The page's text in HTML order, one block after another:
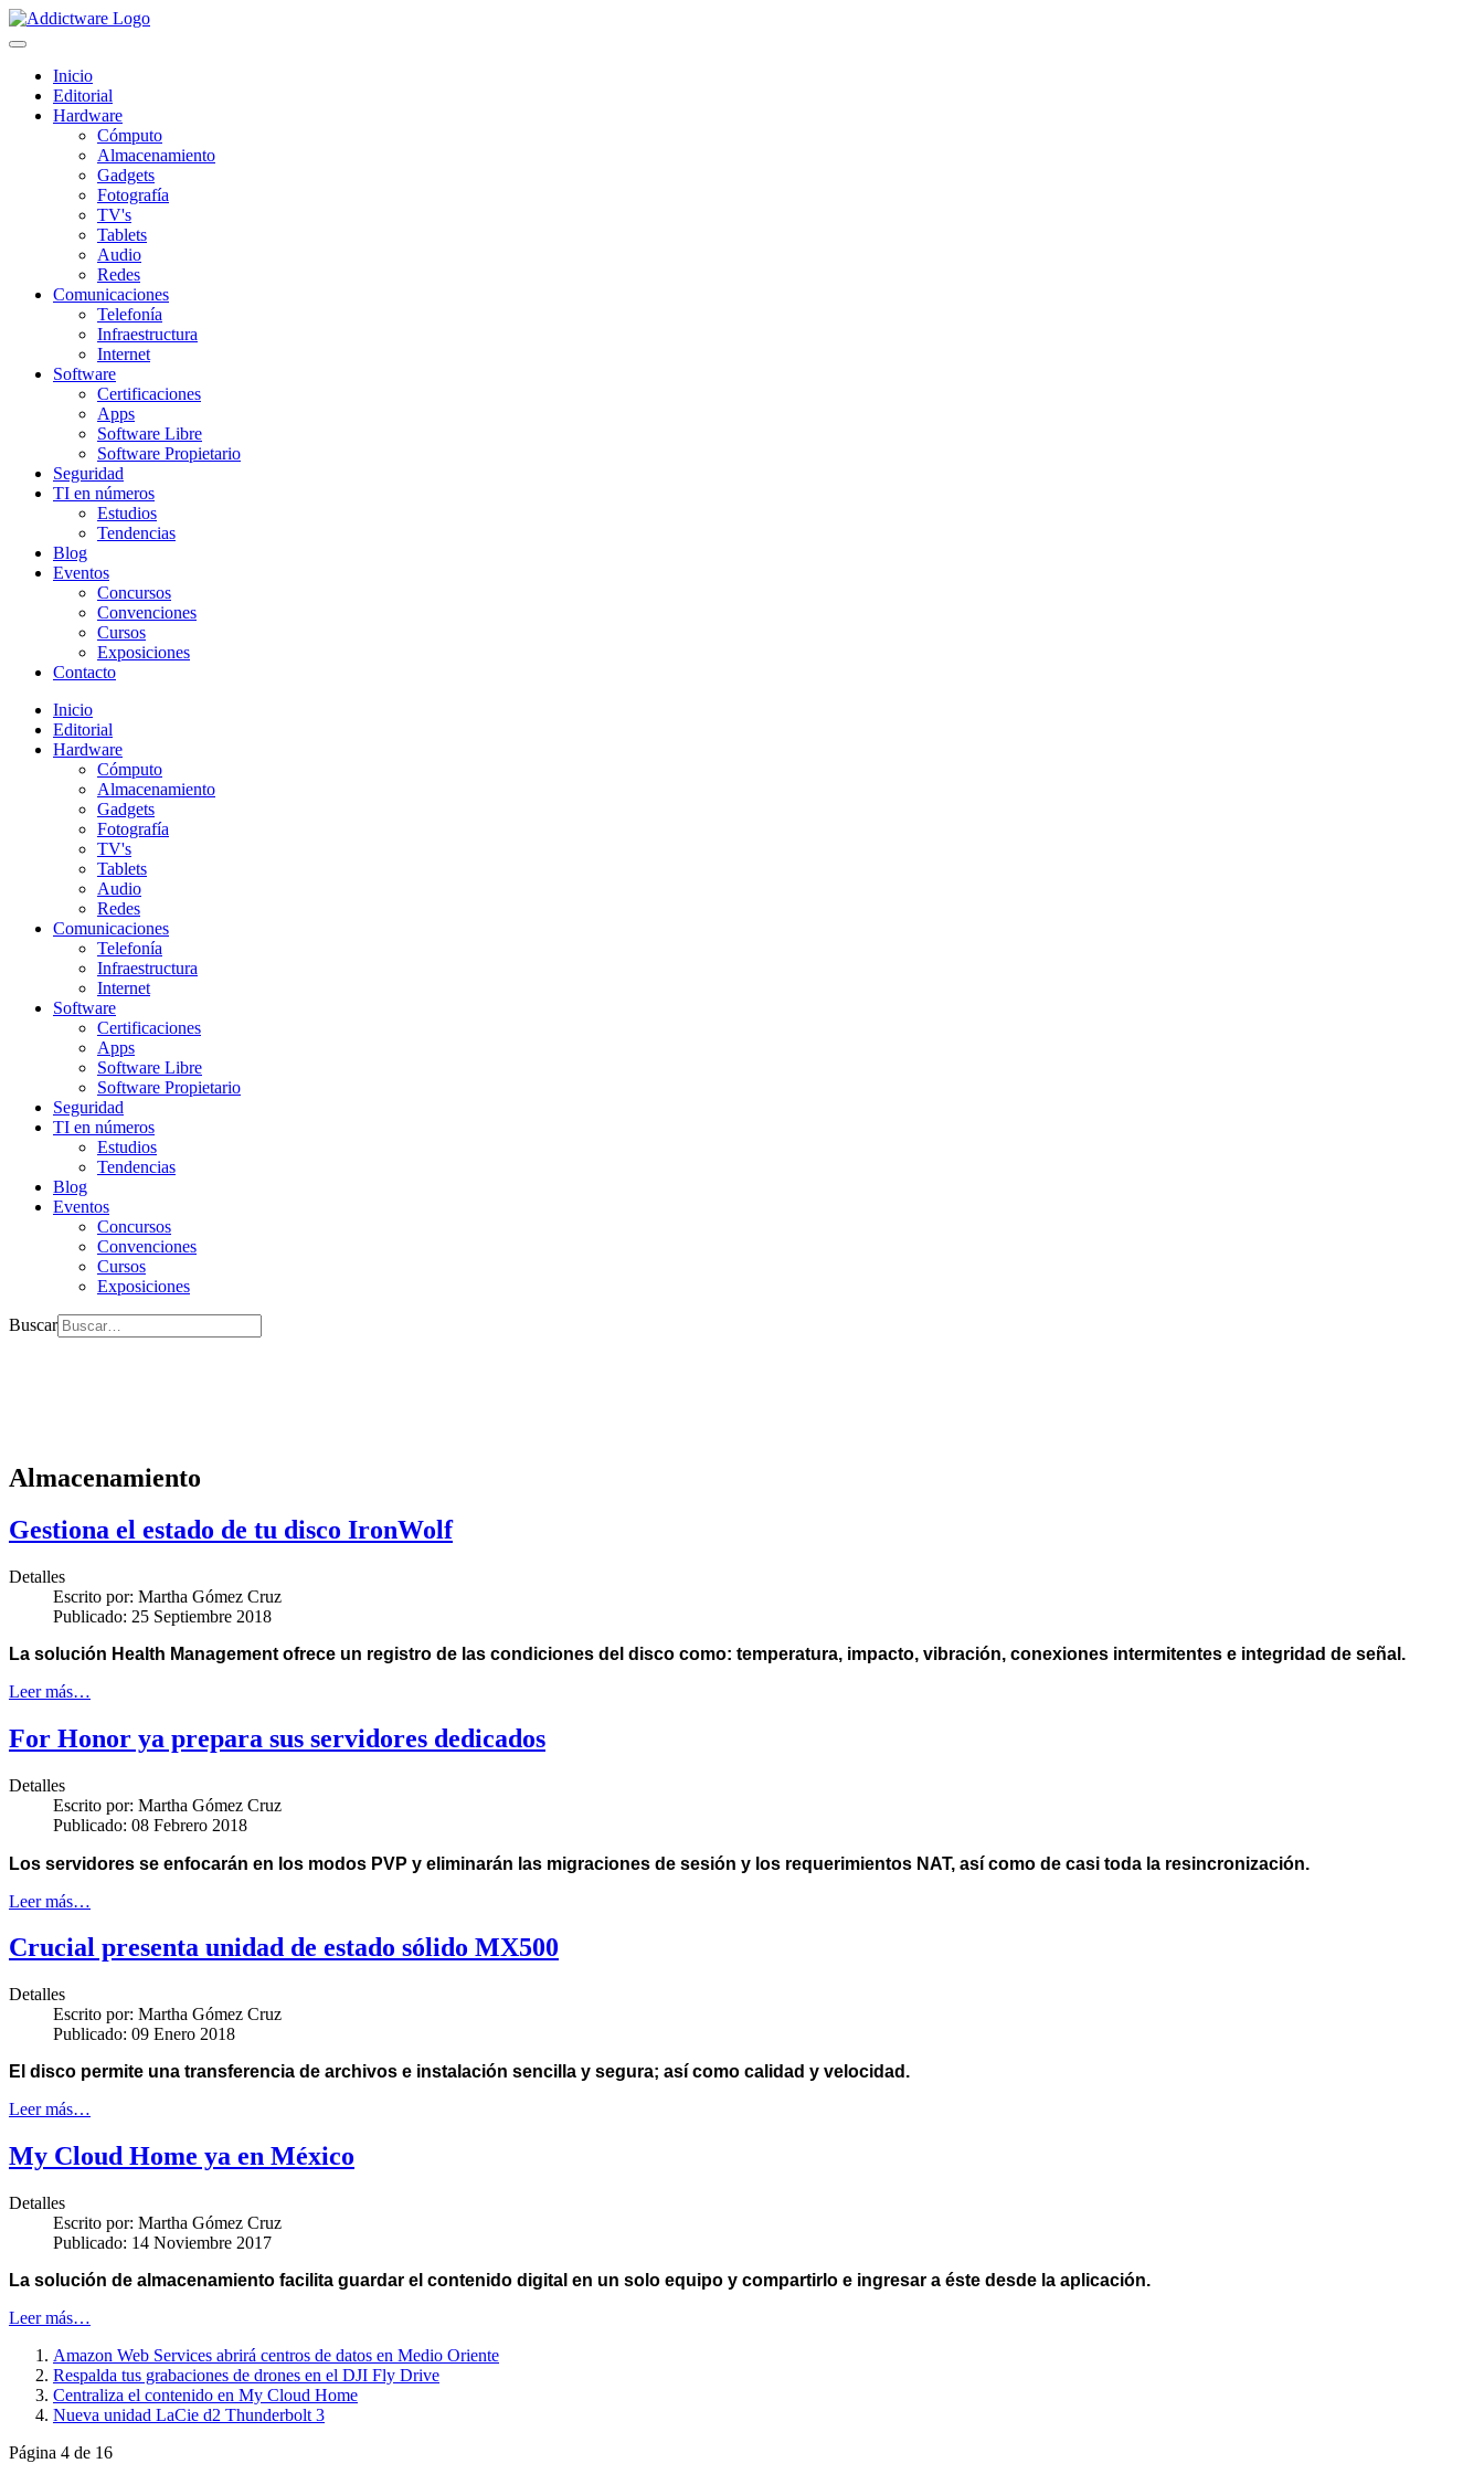
Inicio
Editorial
Hardware
Cómputo
Almacenamiento
Gadgets
Fotografía
TV's
Tablets
Audio
Redes
Comunicaciones
Telefonía
Infraestructura
Internet
Software
Certificaciones
Apps
Software Libre
Software Propietario
Seguridad
TI en números
Estudios
Tendencias
Blog
Eventos
Concursos
Convenciones
Cursos
Exposiciones
Contacto
Inicio
Editorial
Hardware
Cómputo
Almacenamiento
Gadgets
Fotografía
TV's
Tablets
Audio
Redes
Comunicaciones
Telefonía
Infraestructura
Internet
Software
Certificaciones
Apps
Software Libre
Software Propietario
Seguridad
TI en números
Estudios
Tendencias
Blog
Eventos
Concursos
Convenciones
Cursos
Exposiciones
Buscar
Almacenamiento
Gestiona el estado de tu disco IronWolf
Detalles
Escrito por: Martha Gómez Cruz
Publicado: 25 Septiembre 2018
La solución Health Management ofrece un registro de las condiciones del disco como: temperatura, impacto, vibración, conexiones intermitentes e integridad de señal.
Leer más…
For Honor ya prepara sus servidores dedicados
Detalles
Escrito por: Martha Gómez Cruz
Publicado: 08 Febrero 2018
Los servidores se enfocarán en los modos PVP y eliminarán las migraciones de sesión y los requerimientos NAT, así como de casi toda la resincronización.
Leer más…
Crucial presenta unidad de estado sólido MX500
Detalles
Escrito por: Martha Gómez Cruz
Publicado: 09 Enero 2018
El disco permite una transferencia de archivos e instalación sencilla y segura; así como calidad y velocidad.
Leer más…
My Cloud Home ya en México
Detalles
Escrito por: Martha Gómez Cruz
Publicado: 14 Noviembre 2017
La solución de almacenamiento facilita guardar el contenido digital en un solo equipo y compartirlo e ingresar a éste desde la aplicación.
Leer más…
Amazon Web Services abrirá centros de datos en Medio Oriente
Respalda tus grabaciones de drones en el DJI Fly Drive
Centraliza el contenido en My Cloud Home
Nueva unidad LaCie d2 Thunderbolt 3
Página 4 de 16